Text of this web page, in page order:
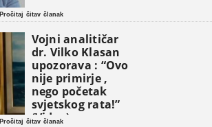
Pročitaj čitav članak
Vojni analitičar
dr. Vilko Klasan
upozorava : “Ovo
nije primirje ,
nego početak
svjetskog rata!”
(Video)
Pročitaj čitav članak